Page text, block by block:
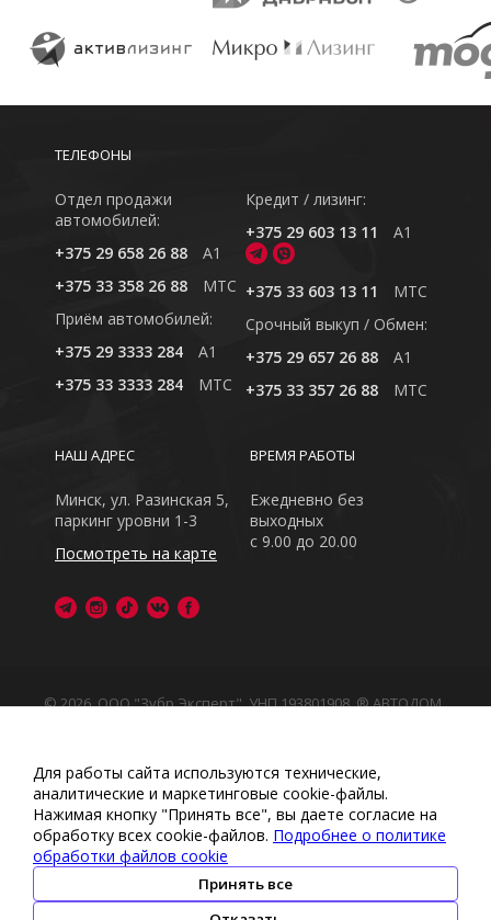
ТЕЛЕФОНЫ
Отдел продажи
автомобилей:
+375 29 658 26 88
A1
+375 33 358 26 88
MTC
Приём автомобилей:
+375 29 3333 284
A1
+375 33 3333 284
MTC
Кредит / лизинг:
+375 29 603 13 11
A1
+375 33 603 13 11
MTC
Cрочный выкуп / Обмен:
+375 29 657 26 88
A1
+375 33 357 26 88
MTC
ВРЕМЯ РАБОТЫ
Ежедневно без
выходных
с 9.00 до 20.00
НАШ АДРЕС
Минск, ул. Разинская 5,
паркинг уровни 1-3
Посмотреть на карте
© 2026, ООО "Зубр Эксперт", УНП 193801908. ® АВТОДОМ
сайт носит исключительно информационный характер
Любое использование либо копирование материалов
или подборки материалов сайта, элементов дизайна и
оформления запрещено
Политика обработки персональных данных
обработки файлов cookie•Политика видеонаблюдения
•Условия обработки персональных данных
Для работы сайта используются технические,
аналитические и маркетинговые сооkіе-файлы.
Нажимая кнопку "Принять все", вы даете согласие на
обработку всех cookie-файлов. Подробнее о политике
обработки файлов cookie
Принять все